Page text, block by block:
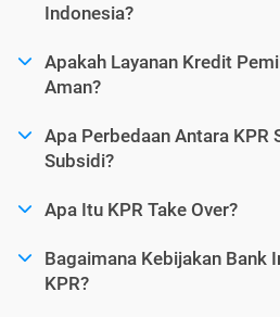
Indonesia?
Apakah Layanan Kredit
Aman?
Apa Perbedaan Antara KPR
Subsidi?
Apa Itu KPR Take Over?
Bagaimana Kebijakan Bank
KPR?